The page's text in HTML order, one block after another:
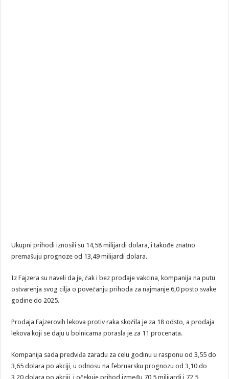
Ukupni prihodi iznosili su 14,58 milijardi dolara, i takođe znatno
premašuju prognoze od 13,49 milijardi dolara.
Iz Fajzera su naveli da je, čak i bez prodaje vakcina, kompanija na putu
ostvarenja svog cilja o povećanju prihoda za najmanje 6,0 posto svake
godine do 2025.
Prodaja Fajzerovih lekova protiv raka skočila je za 18 odsto, a prodaja
lekova koji se daju u bolnicama porasla je za 11 procenata.
Kompanija sada predviđa zaradu za celu godinu u rasponu od 3,55 do
3,65 dolara po akciji, u odnosu na februarsku prognozu od 3,10 do
3,20 dolara po akciji, i očekuje prihod između 70,5 milijardi i 72,5